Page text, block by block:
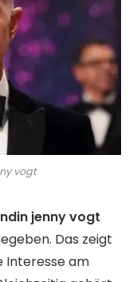
vogt
jenny vogt
Das zeigt
Interesse am